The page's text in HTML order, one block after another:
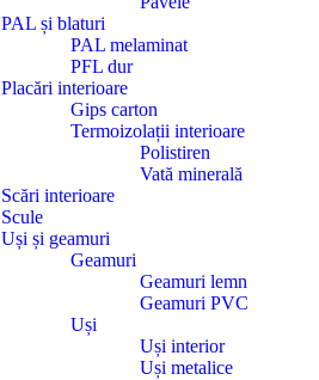
PAL și blaturi
PAL melaminat
PFL dur
Placări interioare
Gips carton
Termoizolații interioare
Polistiren
Vată minerală
Scări interioare
Scule
Uși și geamuri
Geamuri
Geamuri lemn
Geamuri PVC
Uși
Uși interior
Uși metalice